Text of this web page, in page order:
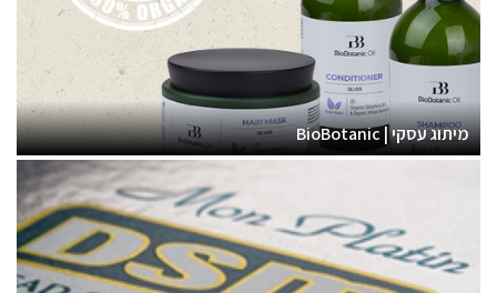
מיתוג עסקי | BioBotanic